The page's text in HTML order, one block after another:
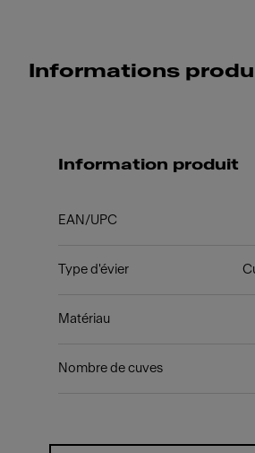
Informations
Information produit
EAN/UPC
Type d'évier
Matériau
Nombre de cuves